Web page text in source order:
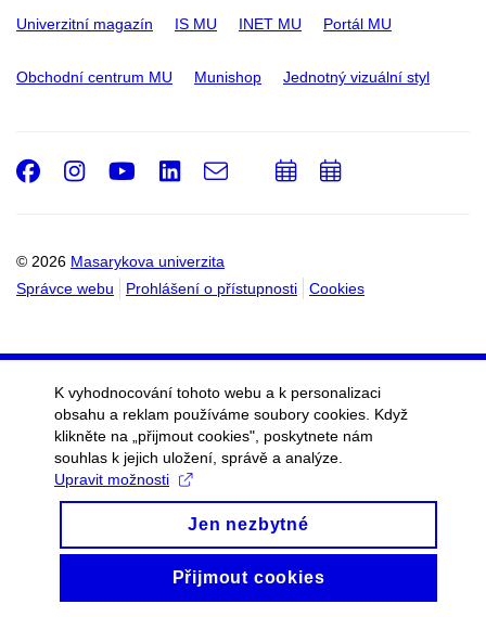
Univerzitní magazín IS MU INET MU Portál MU
Obchodní centrum MU Munishop Jednotný vizuální styl
© 2026 Masarykova univerzita
Správce webu
Prohlášení o přístupnosti Cookies
Facebook
Instagram
Youtube
LinkedIn
e-
PřidatPřidat
K vyhodnocování tohoto webu a k personalizaci
obsahu a reklam používáme soubory cookies. Když
klikněte na „přijmout cookies", poskytnete nám
souhlas k jejich uložení, správě a analýze.
Upravit možnosti
Jen nezbytné
Přijmout cookies